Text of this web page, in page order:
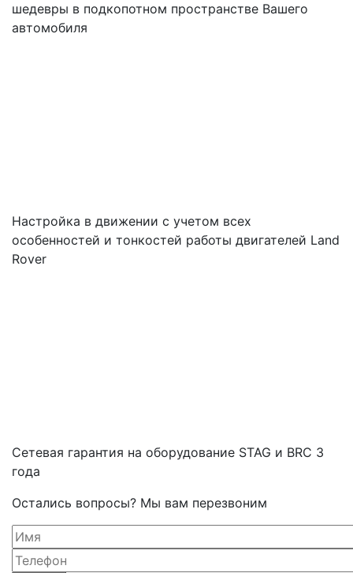
шедевры в подкопотном пространстве Вашего
автомобиля
Настройка в движении с учетом всех
особенностей и тонкостей работы двигателей Land
Rover
Cетевая гарантия на оборудование STAG и BRC 3
года
Остались вопросы? Мы вам перезвоним